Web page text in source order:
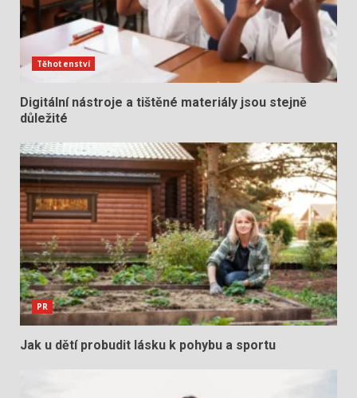
Těhotenství
Digitální nástroje a tištěné materiály jsou stejně
důležité
PR
Jak u dětí probudit lásku k pohybu a sportu